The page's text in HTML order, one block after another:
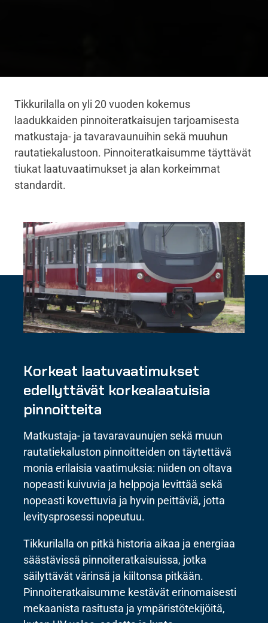
Tikkurilalla on yli 20 vuoden kokemus
laadukkaiden pinnoiteratkaisujen tarjoamisesta
matkustaja- ja tavaravaunuihin sekä muuhun
rautatiekalustoon. Pinnoiteratkaisumme täyttävät
tiukat laatuvaatimukset ja alan korkeimmat
standardit.
Korkeat laatuvaatimukset
edellyttävät korkealaatuisia
pinnoitteita
Matkustaja- ja tavaravaunujen sekä muun
rautatiekaluston pinnoitteiden on täytettävä
monia erilaisia vaatimuksia: niiden on oltava
nopeasti kuivuvia ja helppoja levittää sekä
nopeasti kovettuvia ja hyvin peittäviä, jotta
levitysprosessi nopeutuu.
Tikkurilalla on pitkä historia aikaa ja energiaa
säästävissä pinnoiteratkaisuissa, jotka
säilyttävät värinsä ja kiiltonsa pitkään.
Pinnoiteratkaisumme kestävät erinomaisesti
mekaanista rasitusta ja ympäristötekijöitä,